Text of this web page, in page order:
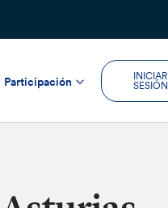
Participación
INICIAR
SESIÓN